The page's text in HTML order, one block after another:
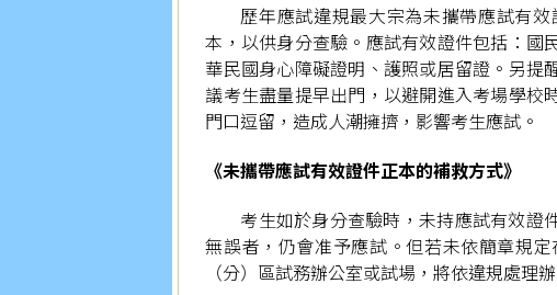
歷年應試違規最大宗為未攜帶應試有
本，以供身分查驗。應試有效證件包括：國
華民國身心障礙證明、護照或居留證。另提
議考生盡量提早出門，以避開進入考場學校
門口逗留，造成人潮擁擠，影響考生應試。
《未攜帶應試有效證件正本的補救方式》
考生如於身分查驗時，未持應試有效證
無誤者，仍會准予應試。但若未依簡章規
（分）區試務辦公室或試場，將依違規處理